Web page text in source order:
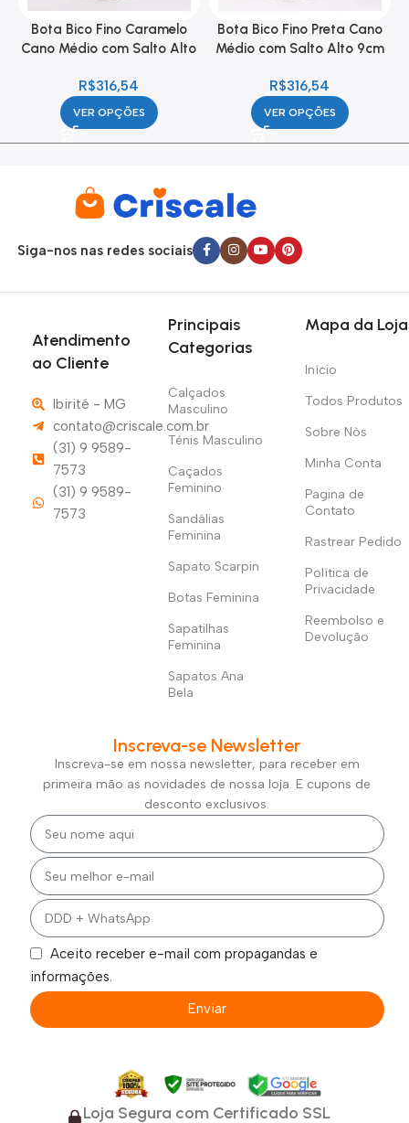
Bota Bico Fino Caramelo
Cano Médio com Salto Alto
R$316,54
VER OPÇÕES
Bota Bico Fino Preta Cano
Médio com Salto Alto 9cm
R$316,54
VER OPÇÕES
Siga-nos nas redes sociais
Atendimento
ao Cliente
Ibirité - MG
contato@criscale.com.br
(31) 9 9589-
7573
(31) 9 9589-
7573
Principais
Categorias
Calçados
Masculino
Tênis Masculino
Caçados
Feminino
Sandálias
Feminina
Sapato Scarpin
Botas Feminina
Sapatilhas
Feminina
Sapatos Ana
Bela
Mapa da Loja
Início
Todos Produtos
Sobre Nòs
Minha Conta
Pagina de
Contato
Rastrear Pedido
Política de
Privacidade
Reembolso e
Devolução
Inscreva-se Newsletter
Inscreva-se em nossa newsletter, para receber em
primeira mão as novidades de nossa loja. E cupons de
desconto exclusivos.
Aceito receber e-mail com propagandas e
informações.
Enviar
Loja Segura com Certificado SSL